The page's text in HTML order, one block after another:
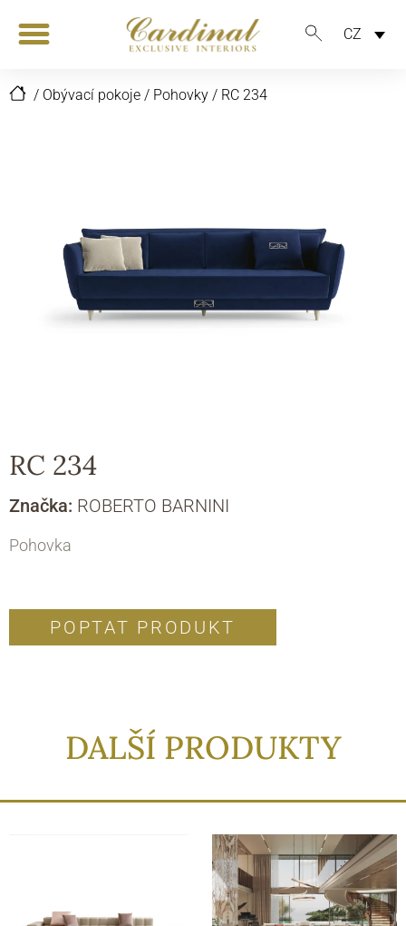
CZ
/ Obývací pokoje / Pohovky / RC 234
RC 234
Značka: ROBERTO BARNINI
Pohovka
POPTAT PRODUKT
DALŠÍ PRODUKTY